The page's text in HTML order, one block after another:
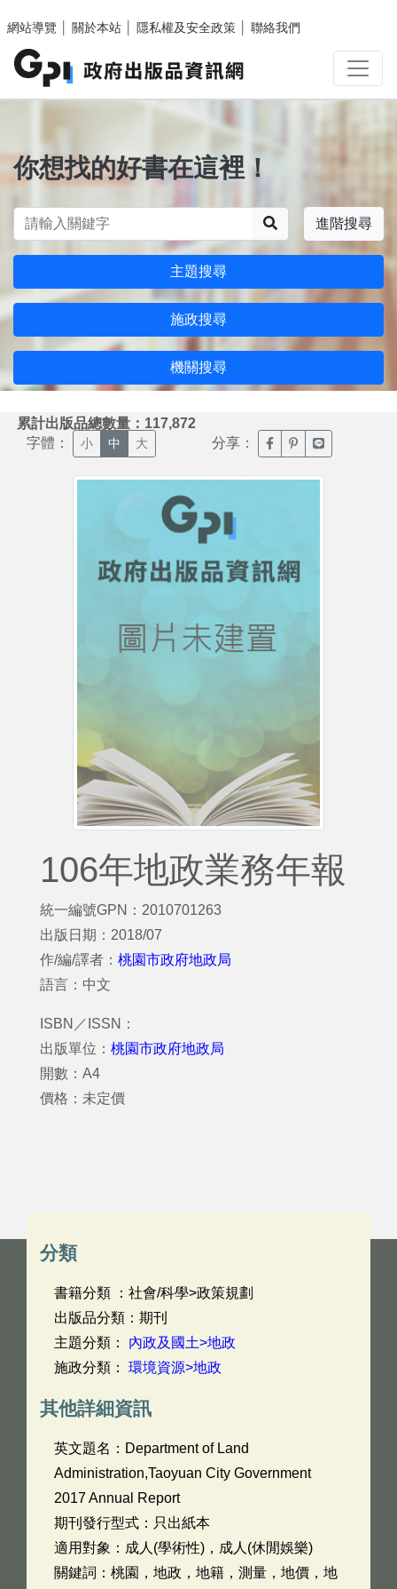
網站導覽
關於本站 隱私權及安全政策 聯絡我們
你想找的好書在這裡！
進階搜尋
主題搜尋
施政搜尋
機關搜尋
累計出版品總數量：117,872
字體： 小 中 大 分享： 臉書分享(另開新視窗)
噗浪分享(另開新
Line分享(另
106年地政業務年報
統一編號GPN：2010701263
出版日期：2018/07
作/編/譯者： 桃園市政府地政局
語言：中文
ISBN／ISSN：
出版單位： 桃園市政府地政局
開數：A4
價格：未定價
分類
書籍分類 ：社會/科學>政策規劃
出版品分類：期刊
主題分類： 內政及國土>地政
施政分類： 環境資源>地政
其他詳細資訊
英文題名： Department of Land
Administration,Taoyuan City Government
2017 Annual Report
期刊發行型式：只出紙本
適用對象：成人(學術性)，成人(休閒娛樂)
關鍵詞：桃園，地政，地籍，測量，地價，地